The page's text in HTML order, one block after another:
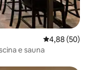
4,88 de uma
4,88 (50)
e sauna